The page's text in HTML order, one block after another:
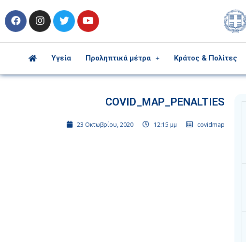
Υγεία Προληπτικά μέτρα Κράτος & Πολίτες
COVID_MAP_PENALTIES
23 Οκτωβρίου, 2020 12:15 μμ covidmap